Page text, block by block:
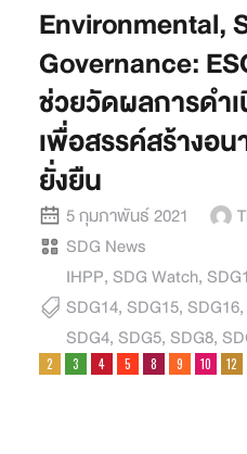
Environmental,
Governance:
ช่วยวัดผลการดำ
เพื่อสรรค์สร้างอ
ยั่งยืน
5 กุมภาพันธ์ 2021
SDG News
IHPP, SDG Watch, SDG1
SDG14, SDG15, SDG16,
SDG4, SDG5, SDG8,